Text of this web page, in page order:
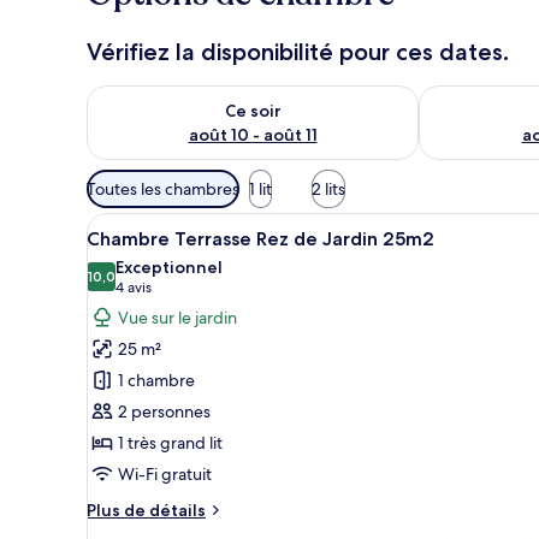
Vérifiez la disponibilité pour ces dates.
Ce soir
août 10 - août 11
Vérifier la disponibilité pour ce soir août 10 - août 11
Vérifier la
Filtres
disponibles
pour
les
chambres
Toutes les chambres 1 lit 2 lits
Afficher
toutes
les
photos
pour
ce
type
de
chambre :
Chambre
Terrasse
Une chambre d’hôtel avec
7
Chambre Terrasse Rez de Jardin 25m2
10,010,0 sur 10
Exceptionnel
4 avis
(4 avis)
Vue sur le jardin
25 m²
1 chambre
2 personnes
1 très grand lit
Wi-Fi gratuit
Plus de détails
Plus